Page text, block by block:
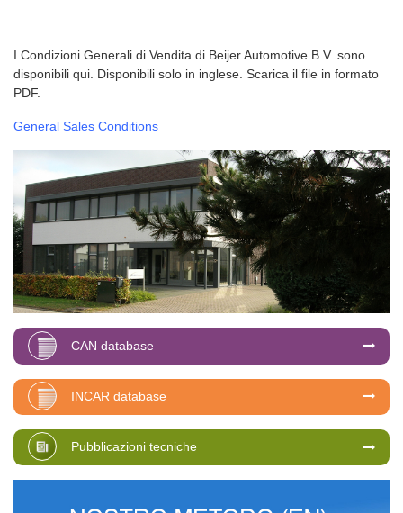
I Condizioni Generali di Vendita di Beijer Automotive B.V. sono
disponibili qui. Disponibili solo in inglese. Scarica il file in formato
PDF.
General Sales Conditions
CAN database
INCAR database
Pubblicazioni tecniche